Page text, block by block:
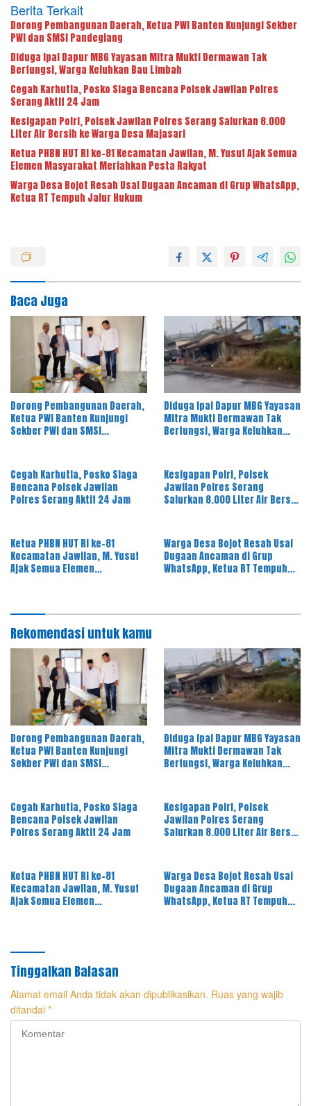
Berita Terkait
Dorong Pembangunan Daerah, Ketua PWI Banten Kunjungi Sekber
PWI dan SMSI Pandeglang
Diduga Ipal Dapur MBG Yayasan Mitra Mukti Dermawan Tak
Berfungsi, Warga Keluhkan Bau Limbah
Cegah Karhutla, Posko Siaga Bencana Polsek Jawilan Polres
Serang Aktif 24 Jam
Kesigapan Polri, Polsek Jawilan Polres Serang Salurkan 8.000
Liter Air Bersih ke Warga Desa Majasari
Ketua PHBN HUT RI ke-81 Kecamatan Jawilan, M. Yusuf Ajak Semua
Elemen Masyarakat Meriahkan Pesta Rakyat
Warga Desa Bojot Resah Usai Dugaan Ancaman di Grup WhatsApp,
Ketua RT Tempuh Jalur Hukum
Baca Juga
Dorong Pembangunan Daerah,
Ketua PWI Banten Kunjungi
Sekber PWI dan SMSI
Diduga Ipal Dapur MBG Yayasan
Mitra Mukti Dermawan Tak
Berfungsi, Warga Keluhkan
Cegah Karhutla, Posko Siaga
Bencana Polsek Jawilan
Polres Serang Aktif 24 Jam
Kesigapan Polri, Polsek
Jawilan Polres Serang
Salurkan 8.000 Liter Air Bersih
Ketua PHBN HUT RI ke-81
Kecamatan Jawilan, M. Yusuf
Ajak Semua Elemen
Warga Desa Bojot Resah Usai
Dugaan Ancaman di Grup
WhatsApp, Ketua RT Tempuh
Rekomendasi untuk kamu
Dorong Pembangunan Daerah,
Ketua PWI Banten Kunjungi
Sekber PWI dan SMSI
Diduga Ipal Dapur MBG Yayasan
Mitra Mukti Dermawan Tak
Berfungsi, Warga Keluhkan
Cegah Karhutla, Posko Siaga
Bencana Polsek Jawilan
Polres Serang Aktif 24 Jam
Kesigapan Polri, Polsek
Jawilan Polres Serang
Salurkan 8.000 Liter Air Bersih
Ketua PHBN HUT RI ke-81
Kecamatan Jawilan, M. Yusuf
Ajak Semua Elemen
Warga Desa Bojot Resah Usai
Dugaan Ancaman di Grup
WhatsApp, Ketua RT Tempuh
Tinggalkan Balasan
Alamat email Anda tidak akan dipublikasikan. Ruas yang wajib
ditandai *